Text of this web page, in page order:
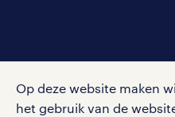
Op deze website maken
het gebruik van de
Volg ons voor de